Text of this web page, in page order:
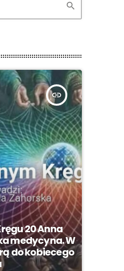
search
insert_link
20 Anna
medycyna. W
do kobiecego